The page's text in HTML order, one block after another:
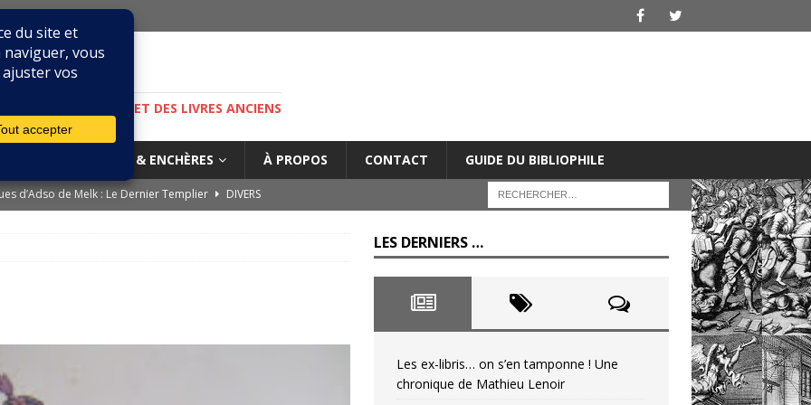
DE LA BIBLIOPHILIE ET DES LIVRES ANCIENS
MARCHÉ & ENCHÈRES À PROPOS CONTACT GUIDE DU BIBLIOPHILE
d’Adso de Melk : Le Dernier Templier
DIVERS
DE L'IGLI
on s’en tamponne ! Une chronique de Mathieu Lenoir
LES DERNIERS …
Les ex-libris… on s’en tamponne ! Une
chronique de Mathieu Lenoir